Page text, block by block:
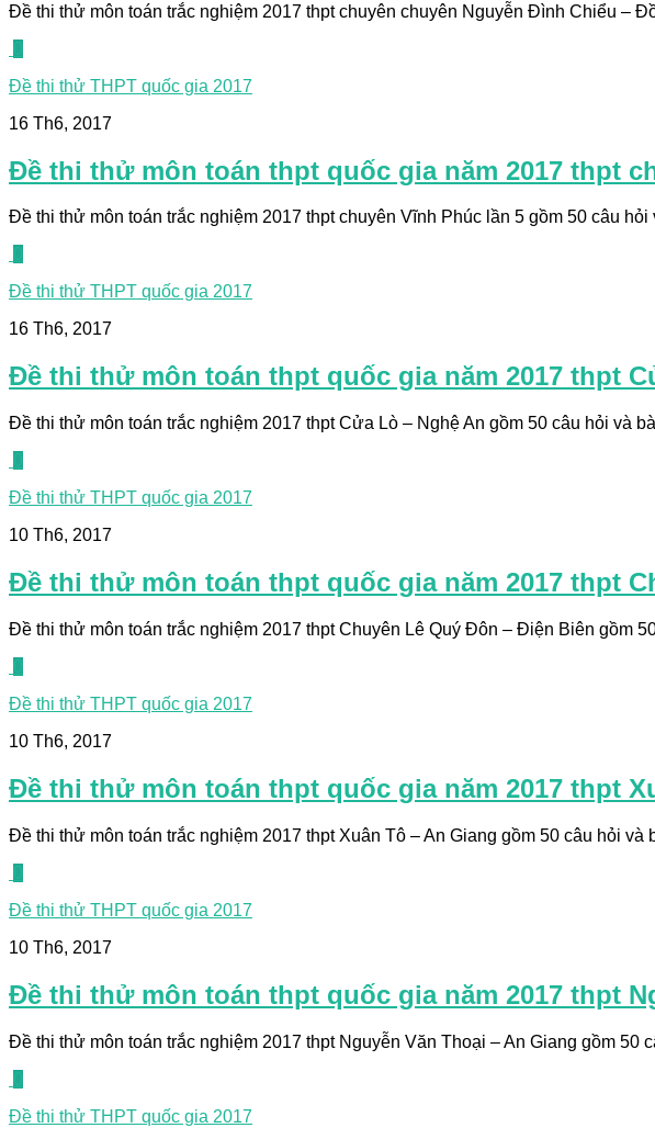
Đề thi thử môn toán trắc nghiệm 2017 thpt chuyên chuyên Nguyễn Đình Chiểu –
Đề thi thử THPT quốc gia 2017
16 Th6, 2017
Đề thi thử môn toán thpt quốc gia năm 2017 thpt
Đề thi thử môn toán trắc nghiệm 2017 thpt chuyên Vĩnh Phúc lần 5 gồm 50 câu
Đề thi thử THPT quốc gia 2017
16 Th6, 2017
Đề thi thử môn toán thpt quốc gia năm 2017 thpt
Đề thi thử môn toán trắc nghiệm 2017 thpt Cửa Lò – Nghệ An gồm 50 câu hỏi và
Đề thi thử THPT quốc gia 2017
10 Th6, 2017
Đề thi thử môn toán thpt quốc gia năm 2017 thpt
Đề thi thử môn toán trắc nghiệm 2017 thpt Chuyên Lê Quý Đôn – Điện Biên gồm
Đề thi thử THPT quốc gia 2017
10 Th6, 2017
Đề thi thử môn toán thpt quốc gia năm 2017 thpt
Đề thi thử môn toán trắc nghiệm 2017 thpt Xuân Tô – An Giang gồm 50 câu hỏi
Đề thi thử THPT quốc gia 2017
10 Th6, 2017
Đề thi thử môn toán thpt quốc gia năm 2017 thpt
Đề thi thử môn toán trắc nghiệm 2017 thpt Nguyễn Văn Thoại – An Giang gồm
Đề thi thử THPT quốc gia 2017